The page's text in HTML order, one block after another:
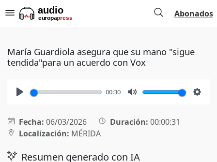
Abonados
María Guardiola asegura que su mano "sigue
tendida"para un acuerdo con Vox
00:30
Fecha: 06/03/2026 Duración: 00:00:31
Localización: MÉRIDA
Resumen generado con IA